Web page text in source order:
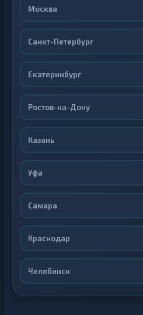
Москва
Санкт-Петербург
Екатеринбург
Ростов-на-Дону
Казань
Уфа
Самара
Краснодар
Челябинск